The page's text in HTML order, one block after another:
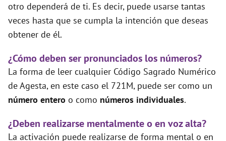
otro dependerá de ti. Es decir, puede usarse tantas
veces hasta que se cumpla la intención que deseas
obtener de él.
¿Cómo deben ser pronunciados los números?
La forma de leer cualquier Código Sagrado Numérico
de Agesta, en este caso el 721M, puede ser como un
número entero o como números individuales.
¿Deben realizarse mentalmente o en voz alta?
La activación puede realizarse de forma mental o en